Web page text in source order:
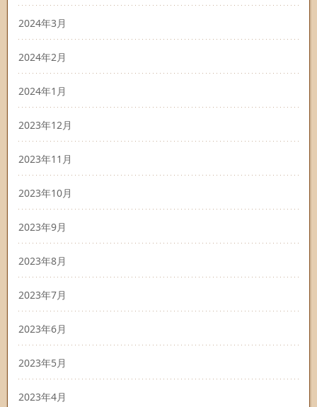
2024年3月
2024年2月
2024年1月
2023年12月
2023年11月
2023年10月
2023年9月
2023年8月
2023年7月
2023年6月
2023年5月
2023年4月